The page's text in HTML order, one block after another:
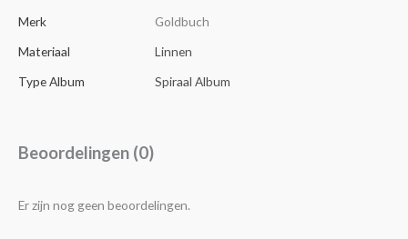
Merk
Goldbuch
Materiaal
Linnen
Type Album
Spiraal Album
Beoordelingen (0)
Er zijn nog geen beoordelingen.